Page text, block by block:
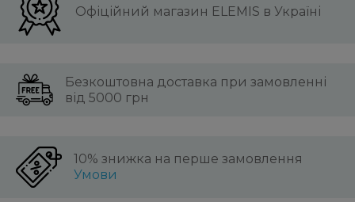
Офіційний магазин ELEMIS в Україні
Безкоштовна доставка при замовленні
від 5000 грн
10% знижка на перше замовлення
Умови